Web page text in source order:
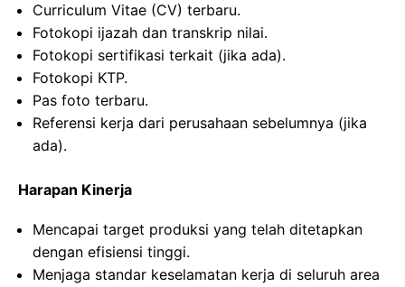
Curriculum Vitae (CV) terbaru.
Fotokopi ijazah dan transkrip nilai.
Fotokopi sertifikasi terkait (jika ada).
Fotokopi KTP.
Pas foto terbaru.
Referensi kerja dari perusahaan sebelumnya (jika
ada).
Harapan Kinerja
Mencapai target produksi yang telah ditetapkan
dengan efisiensi tinggi.
Menjaga standar keselamatan kerja di seluruh area